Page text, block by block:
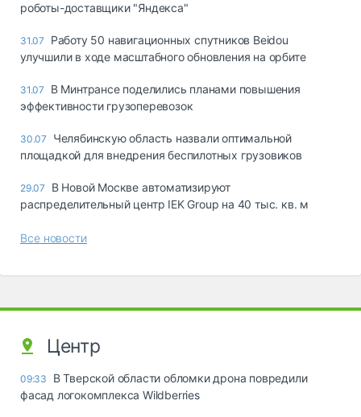
роботы-доставщики "Яндекса"
31.07
Работу 50 навигационных спутников Beidou
улучшили в ходе масштабного обновления на орбите
31.07
В Минтрансе поделились планами повышения
эффективности грузоперевозок
30.07
Челябинскую область назвали оптимальной
площадкой для внедрения беспилотных грузовиков
29.07
В Новой Москве автоматизируют
распределительный центр IEK Group на 40 тыс. кв. м
Все новости
Центр
09:33
В Тверской области обломки дрона повредили
фасад логокомплекса Wildberries